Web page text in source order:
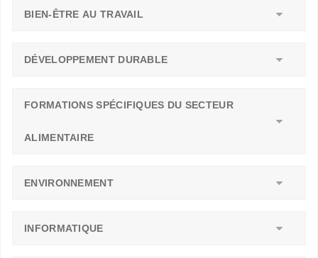
BIEN-ÊTRE AU TRAVAIL
DÉVELOPPEMENT DURABLE
FORMATIONS SPÉCIFIQUES DU SECTEUR
ALIMENTAIRE
ENVIRONNEMENT
INFORMATIQUE